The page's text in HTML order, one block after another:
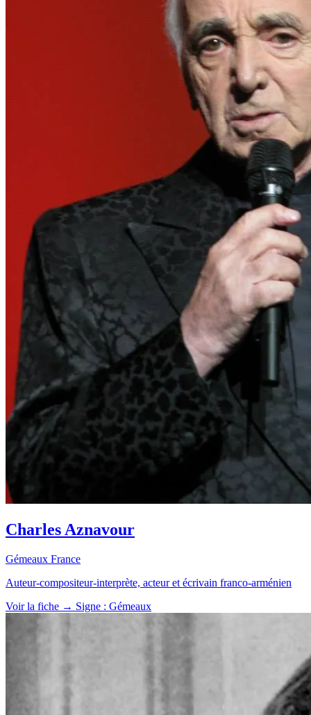
Charles Aznavour
Gémeaux France
Auteur-compositeur-interprète, acteur et écrivain franco-arménien
Voir la fiche → Signe : Gémeaux